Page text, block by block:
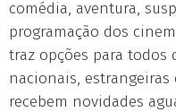
comédia, aventura,
programação dos
traz opções para todos
nacionais, estrangeiras
recebem novidades